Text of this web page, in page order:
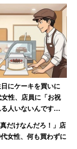
にケーキを買いに
性、店員に「お祝
人いないんです
れて絶句
だけなんだろ！」店
女性、何も買わずに